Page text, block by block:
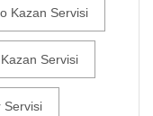
Kazan Servisi
Servisi
Servisi